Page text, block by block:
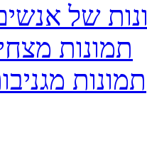
של
תמונות
תמונות